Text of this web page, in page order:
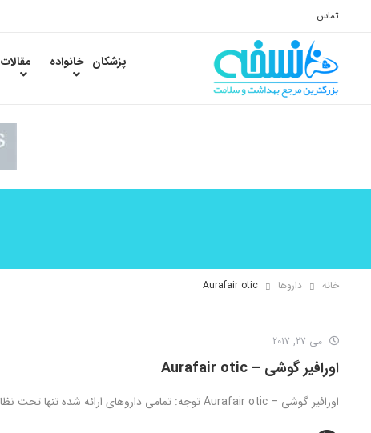
تماس
پزشکان خانواده مقالات
خانه داروها Aurafair otic
می 27, 2017
اورافیر گوشی – Aurafair otic
اورافیر گوشی – Aurafair otic توجه: تمامی داروهای ارائه شده تنها تحت نظارت و دستور مستقیم پزشک قابل استفاده می باشد، مطالب ...